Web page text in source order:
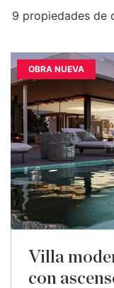
9 propiedades de
OBRA NUEVA
Villa
con